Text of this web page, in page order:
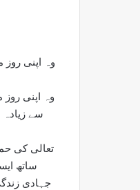
وہ اپنی
وہ اپنی
سے زیادہ
تعالی کی
ساتھ
جہادی